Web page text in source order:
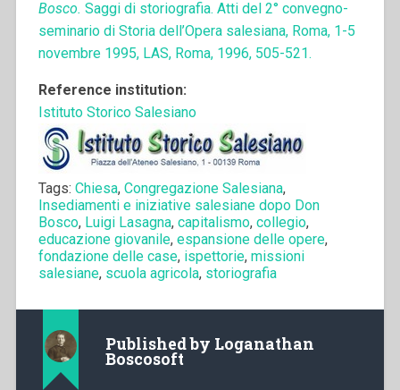
Bosco. Saggi di storiografia. Atti del 2° convegno-
seminario di Storia dell’Opera salesiana, Roma, 1-5
novembre 1995, LAS, Roma, 1996, 505-521.
Reference institution:
Istituto Storico Salesiano
Tags: Chiesa, Congregazione Salesiana,
Insediamenti e iniziative salesiane dopo Don
Bosco, Luigi Lasagna, capitalismo, collegio,
educazione giovanile, espansione delle opere,
fondazione delle case, ispettorie, missioni
salesiane, scuola agricola, storiografia
Published by Loganathan
Boscosoft